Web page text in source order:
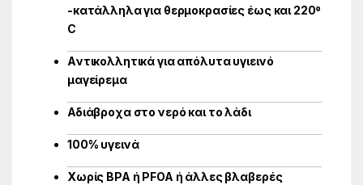
-κατάλληλα για θερμοκρασίες έως και 220⁰
C
Aντικολλητικά για απόλυτα υγιεινό
μαγείρεμα
Αδιάβροχα στο νερό και το λάδι
100% υγεινά
Χωρίς BPA ή PFOA ή άλλες βλαβερές